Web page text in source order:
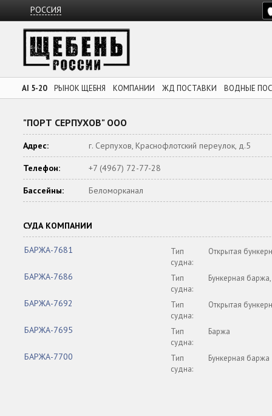
РОССИЯ
AI 5-20 РЫНОК ЩЕБНЯ КОМПАНИИ ЖД ПОСТАВКИ ВОДНЫЕ
"ПОРТ СЕРПУХОВ" ООО
Адрес: г. Серпухов, Краснофлотский переулок, д.5
Телефон: +7 (4967) 72-77-28
Бассейны: Беломорканал
СУДА КОМПАНИИ
БАРЖА-7681
Тип
судна:
Открытая
БАРЖА-7686
Тип
судна:
Бункерная
БАРЖА-7692
Тип
судна:
Открытая
БАРЖА-7695
Тип
судна:
Баржа
БАРЖА-7700
Тип
судна:
Бункерная баржа